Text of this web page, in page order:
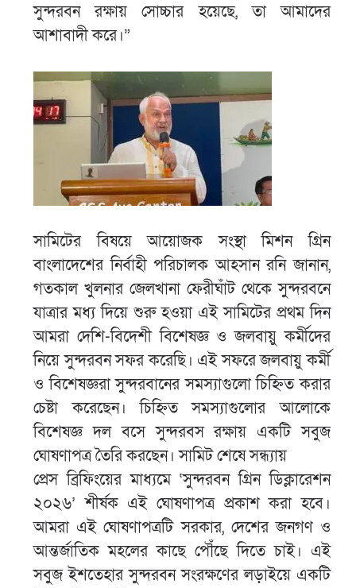
সুন্দরবন রক্ষায় সোচ্চার হয়েছে, তা আমাদের
আশাবাদী করে।”
​সামিটের বিষয়ে আয়োজক সংস্থা মিশন গ্রিন
বাংলাদেশের নির্বাহী পরিচালক আহসান রনি জানান,
গতকাল খুলনার জেলখানা ফেরীঘাঁট থেকে সুন্দরবনে
যাত্রার মধ্য দিয়ে শুরু হওয়া এই সামিটের প্রথম দিন
আমরা দেশি-বিদেশী বিশেষজ্ঞ ও জলবায়ু কর্মীদের
নিয়ে সুন্দরবন সফর করেছি। এই সফরে জলবায়ু কর্মী
ও বিশেষজ্ঞরা সুন্দরবানের সমস্যাগুলো চিহ্নিত করার
চেষ্টা করেছেন। চিহ্নিত সমস্যাগুলোর আলোকে
বিশেষজ্ঞ দল বসে সুন্দরবস রক্ষায় একটি সবুজ
ঘোষণাপত্র তৈরি করছেন। সামিট শেষে সন্ধ্যায়
প্রেস ব্রিফিংয়ের মাধ্যমে ‘সুন্দরবন গ্রিন ডিক্লারেশন
২০২৬’ শীর্ষক এই ঘোষণাপত্র প্রকাশ করা হবে।
আমরা এই ঘোষণাপত্রটি সরকার, দেশের জনগণ ও
আন্তর্জাতিক মহলের কাছে পৌঁছে দিতে চাই। এই
সবুজ ইশতেহার সুন্দরবন সংরক্ষণের লড়াইয়ে একটি